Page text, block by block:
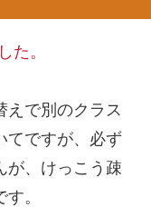
た。
えで別のクラス
てですが、必ず
が、けっこう疎
。